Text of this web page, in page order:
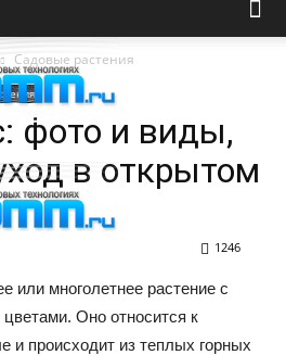
Садовые растения
фото и виды,
в открытом
1246
или многолетнее растение с
Оно относится к
и происходит из теплых горных